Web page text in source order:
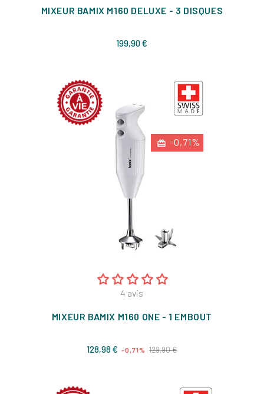
MIXEUR BAMIX M160 DELUXE - 3 DISQUES
199,90 €
-0,71%
4 avis
MIXEUR BAMIX M160 ONE - 1 EMBOUT
128,98 € Prix
-0,71% 129,90 €Prix